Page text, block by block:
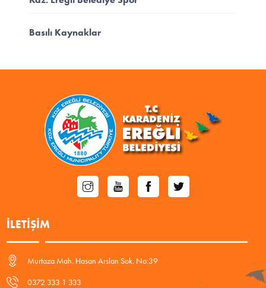
Basılı Kaynaklar
İLETIŞIM
Murtaza Mah. Hasan Arslan Sok. No:39
0372 333 1 333